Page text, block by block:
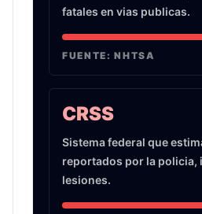
fatales en vias publicas.
FUENTE:NHTSA
CRSS
Sistema federal que
reportados por la policia,
lesiones.